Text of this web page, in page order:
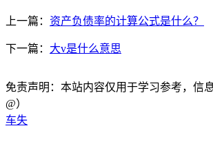
上一篇： 资产负债率的计算公式是什么？
下一篇： 大v是什么意思
免责声明：本站内容仅用于学习参考，信
@）
车失